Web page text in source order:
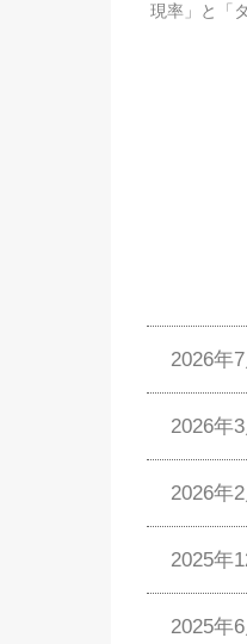
現率」と「
2026年7
2026年3
2026年2
2025年
2025年6